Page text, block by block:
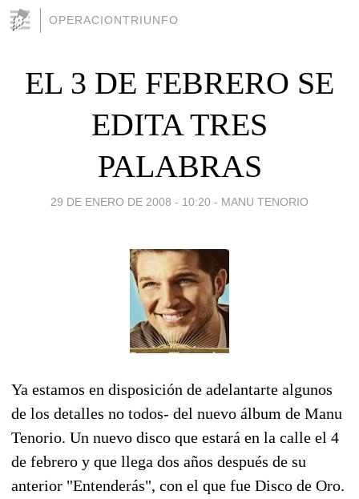
OPERACIONTRIUNFO
EL 3 DE FEBRERO SE
EDITA TRES
PALABRAS
29 DE ENERO DE 2008 - 10:20 - MANU TENORIO
Ya estamos en disposición de adelantarte algunos
de los detalles no todos- del nuevo álbum de Manu
Tenorio. Un nuevo disco que estará en la calle el 4
de febrero y que llega dos años después de su
anterior "Entenderás", con el que fue Disco de Oro.